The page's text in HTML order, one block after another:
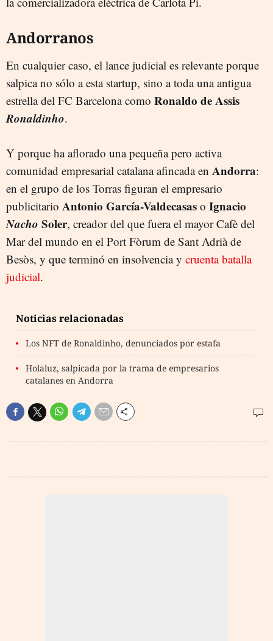
Andorranos
En cualquier caso, el lance judicial es relevante porque
salpica no sólo a esta startup, sino a toda una antigua
estrella del FC Barcelona como Ronaldo de Assis
Ronaldinho.
Y porque ha aflorado una pequeña pero activa
comunidad empresarial catalana afincada en Andorra:
en el grupo de los Torras figuran el empresario
publicitario Antonio García-Valdecasas o Ignacio
Nacho Soler, creador del que fuera el mayor Cafè del
Mar del mundo en el Port Fòrum de Sant Adrià de
Besòs, y que terminó en insolvencia y cruenta batalla
judicial.
Noticias relacionadas
Los NFT de Ronaldinho, denunciados por estafa
Holaluz, salpicada por la trama de empresarios
catalanes en Andorra